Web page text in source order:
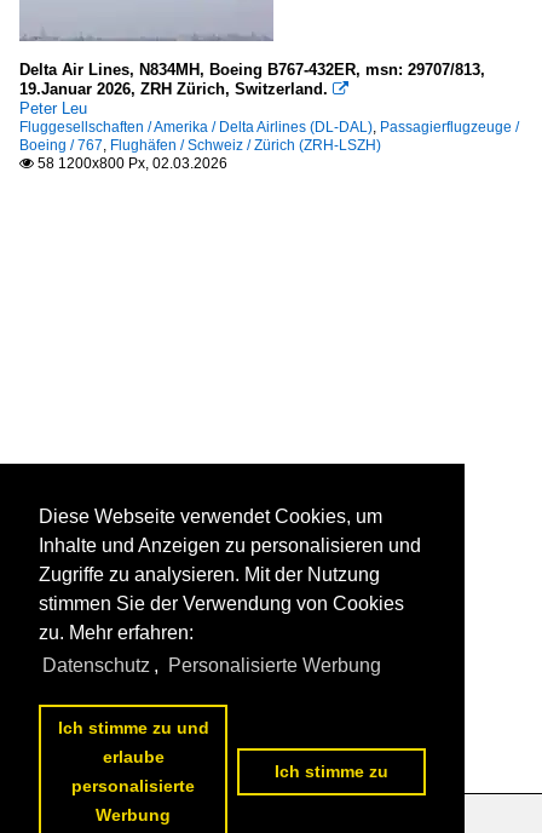
Delta Air Lines, N834MH, Boeing B767-432ER, msn: 29707/813,
19.Januar 2026, ZRH Zürich, Switzerland. 
Peter Leu
Fluggesellschaften / Amerika / Delta Airlines (DL-DAL), Passagierflugzeuge /
Boeing / 767, Flughäfen / Schweiz / Zürich (ZRH-LSZH)
 58 1200x800 Px, 02.03.2026
Diese Webseite verwendet Cookies, um
Inhalte und Anzeigen zu personalisieren und
Zugriffe zu analysieren. Mit der Nutzung
stimmen Sie der Verwendung von Cookies
zu. Mehr erfahren:
Datenschutz , Personalisierte Werbung
Ich stimme zu und
erlaube
personalisierte
Werbung
Ich stimme zu